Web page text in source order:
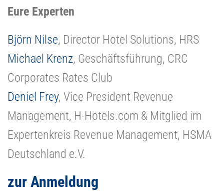
Eure Experten
Björn Nilse, Director Hotel Solutions, HRS
Michael Krenz, Geschäftsführung, CRC
Corporates Rates Club
Deniel Frey, Vice President Revenue
Management, H-Hotels.com & Mitglied im
Expertenkreis Revenue Management, HSMA
Deutschland e.V.
zur Anmeldung